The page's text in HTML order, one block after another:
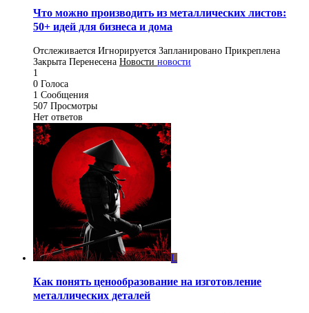
Что можно производить из металлических листов:
50+ идей для бизнеса и дома
Отслеживается Игнорируется Запланировано Прикреплена
Закрыта Перенесена Новости новости
1
0 Голоса
1 Сообщения
507 Просмотры
Нет ответов
L
Как понять ценообразование на изготовление
металлических деталей